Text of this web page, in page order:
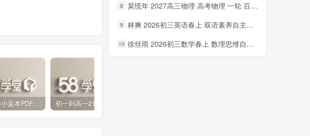
初中数学小蓝本PDF电子版（压缩打包）百度网盘分享下载
8 莫慌年 2027高三物理 高考物理 一轮 百度网盘下载
9 林爽 2026初三英语春上 双语素养自主学习·TY·A+（一期）百度网盘下载
10 徐丝雨 2026初三数学春上 数理思维自主学习·TY·A+（二期）百度网盘下载